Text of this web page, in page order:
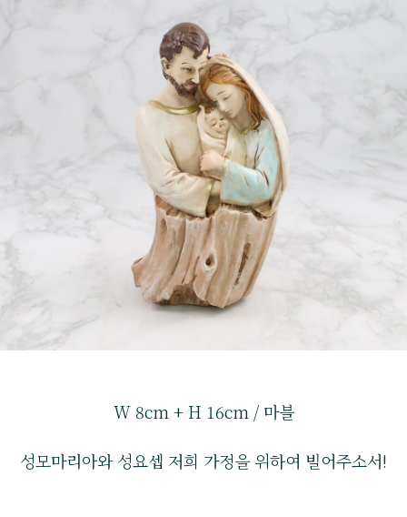
W 8cm + H 16cm / 마블
성모마리아와 성요셉 저희 가정을 위하여 빌어주소서!